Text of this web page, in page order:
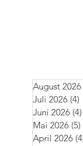
August 2026
Juli 2026 (4)
Juni 2026 (4)
Mai 2026 (5)
April 2026